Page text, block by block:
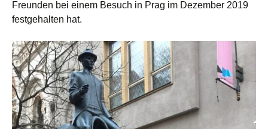
Freunden bei einem Besuch in Prag im Dezember 2019
festgehalten hat.